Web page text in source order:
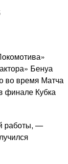
Бенуа
во время Матча
финале Кубка
работы, —